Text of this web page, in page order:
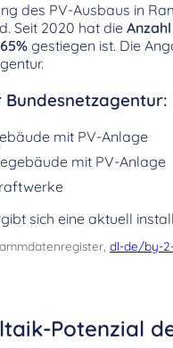
des PV-Ausbaus in
Seit 2020 hat die
65% gestiegen ist. Die
mit PV-Anlage
mit PV-Anlage
sich eine aktuell
dl-de/by-
Potenzial